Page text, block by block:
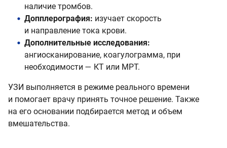
наличие тромбов.
Допплерография: изучает скорость
и направление тока крови.
Дополнительные исследования:
ангиосканирование, коагулограмма, при
необходимости — КТ или МРТ.
УЗИ выполняется в режиме реального времени
и помогает врачу принять точное решение. Также
на его основании подбирается метод и объем
вмешательства.